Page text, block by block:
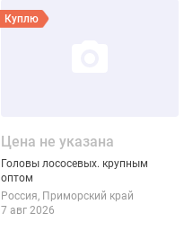
Цена не указана
Головы лососевых. крупным
оптом
Смотреть объявление
Куплю
Россия Приморский край
7 авг 2026